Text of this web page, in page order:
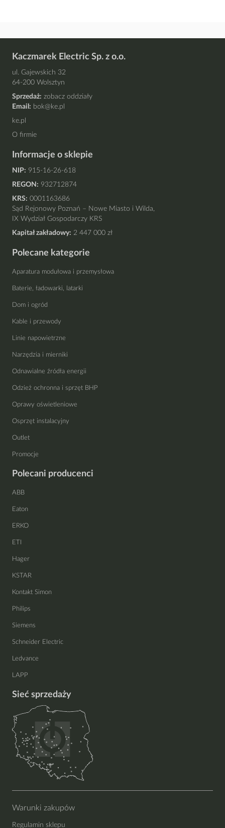
Kaczmarek Electric Sp. z o.o.
ul. Gajewskich 32
64-200 Wolsztyn
Sprzedaż: zobacz oddziały
Email: bok@ke.pl
ke.pl
O firmie
Informacje o sklepie
NIP: 915-16-26-618
REGON: 932712874
KRS: 0001163686
Sąd Rejonowy Poznań – Nowe Miasto i Wilda,
IX Wydział Gospodarczy KRS
Kapitał zakładowy: 2 447 000 zł
Polecane kategorie
Aparatura modułowa i przemysłowa
Baterie, ładowarki, latarki
Dom i ogród
Kable i przewody
Linie napowietrzne
Narzędzia i mierniki
Odnawialne źródła energii
Odzież ochronna i sprzęt BHP
Oprawy oświetleniowe
Osprzęt instalacyjny
Outlet
Promocje
Polecani producenci
ABB
Eaton
ERKO
ETI
Hager
KSTAR
Kontakt Simon
Philips
Siemens
Schneider Electric
Ledvance
LAPP
Sieć sprzedaży
Warunki zakupów
Regulamin sklepu